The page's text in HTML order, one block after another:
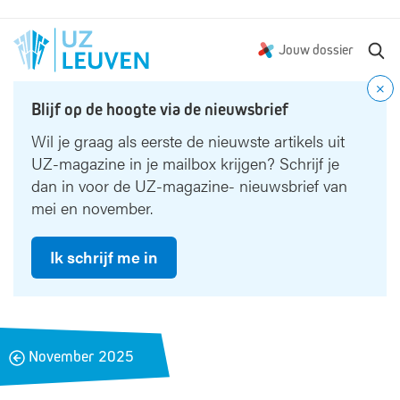
Jouw dossier
e
Blijf op de hoogte via de nieuwsbrief
Wil je graag als eerste de nieuwste artikels uit
UZ-magazine in je mailbox krijgen? Schrijf je
dan in voor de UZ-magazine- nieuwsbrief van
mei en november.
Ik schrijf me in
B
November 2025